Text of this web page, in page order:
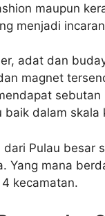
maupun
menjadi
adat dan
magnet
dalam skala
dari Pulau
Yang mana
kecamatan.